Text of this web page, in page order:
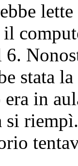
il
6.
stata
in
si